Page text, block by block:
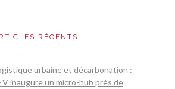
RÉCENTS
urbaine et décarbonation :
inaugure un micro-hub près de